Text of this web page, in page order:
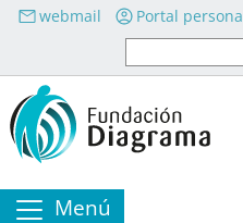
Pasar al contenido principal
webmail Portal
Menú